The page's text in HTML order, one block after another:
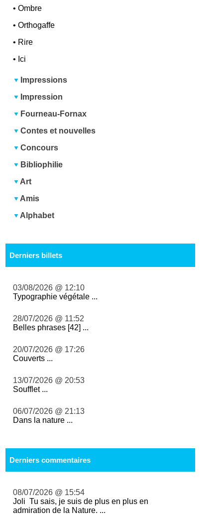
•Ombre
•Orthogaffe
• Rire
• Ici
Impressions
Impression
Fourneau-Fornax
Contes et nouvelles
Concours
Bibliophilie
Art
Amis
Alphabet
Derniers billets
03/08/2026 @ 12:10
Typographie végétale ...
28/07/2026 @ 11:52
Belles phrases [42] ...
20/07/2026 @ 17:26
Couverts ...
13/07/2026 @ 20:53
Soufflet ...
06/07/2026 @ 21:13
Dans la nature ...
Derniers commentaires
08/07/2026 @ 15:54
Joli Tu sais, je suis de plus en plus en
admiration de la Nature. ...